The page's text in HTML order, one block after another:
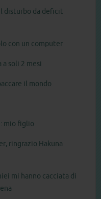
disturbo da deficit
con un computer
soli 2 mesi
il mondo
mio figlio
ringrazio Hakuna
mi hanno cacciata di